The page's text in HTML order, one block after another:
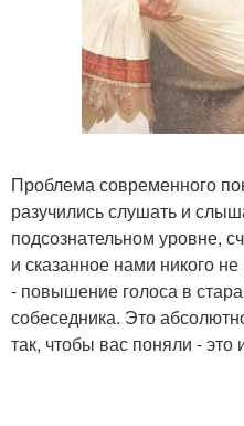
Проблема современного
разучились слушать и
подсознательном уровне,
и сказанное нами никого
- повышение голоса в
собеседника. Это
так, чтобы вас поняли - это